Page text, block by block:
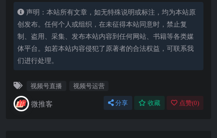
声明：本站所有文章，如无特殊说明或标注，均为本站原
创发布。任何个人或组织，在未征得本站同意时，禁止复
制、盗用、采集、发布本站内容到任何网站、书籍等各类媒
体平台。如若本站内容侵犯了原著者的合法权益，可联系我
们进行处理。
视频号直播 视频号运营
微推客 分享 收藏 点赞(0)